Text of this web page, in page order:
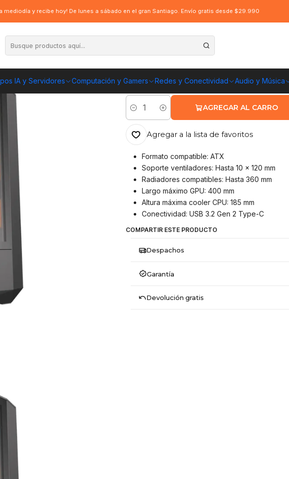
IA y Servidores Computación y Gamers Redes y Conectividad Audio y Música
mediodía y recibe hoy! De lunes a sábado en el gran Santiago. Envío gratis desde $29.990
Vidrio Templado ATX Black
Gabinete Gamer
ATX Black
ENVÍO GRATIS A TODO CHILE
Cantidad
AGREGAR AL CARRO
Agregar a la lista de favoritos
Formato compatible: ATX
Soporte ventiladores: Hasta 10 x 120 mm
Radiadores compatibles: Hasta 360 mm
Largo máximo GPU: 400 mm
Altura máxima cooler CPU: 185 mm
Conectividad: USB 3.2 Gen 2 Type-C
COMPARTIR ESTE PRODUCTO
Despachos
Garantía
Devolución gratis